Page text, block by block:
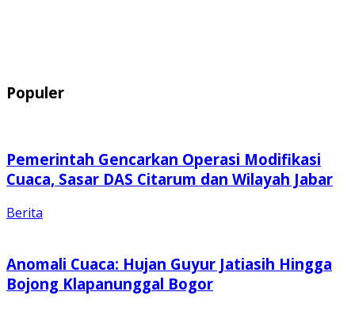
Populer
Pemerintah Gencarkan Operasi Modifikasi
Cuaca, Sasar DAS Citarum dan Wilayah Jabar
Berita
Anomali Cuaca: Hujan Guyur Jatiasih Hingga
Bojong Klapanunggal Bogor